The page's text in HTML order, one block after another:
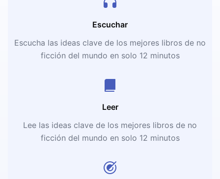
Escuchar
Escucha las ideas clave de los mejores libros de no
ficción del mundo en solo 12 minutos
Leer
Lee las ideas clave de los mejores libros de no
ficción del mundo en solo 12 minutos